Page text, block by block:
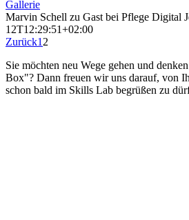
Gallerie
Marvin Schell zu Gast bei Pflege Digital
12T12:29:51+02:00
Zurück1 2
Sie möchten neu Wege gehen und
Box"? Dann freuen wir uns darauf, von
schon bald im Skills Lab begrüßen zu